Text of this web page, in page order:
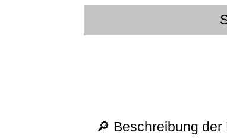
🔎 Beschreibung der